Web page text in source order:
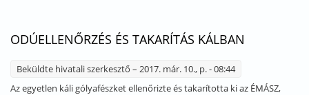
ODÚELLENŐRZÉS ÉS TAKARÍTÁS KÁLBAN
Beküldte hivatali szerkesztő – 2017. már. 10., p. - 08:44
Az egyetlen káli gólyafészket ellenőrizte és takarította ki az ÉMÁSZ,